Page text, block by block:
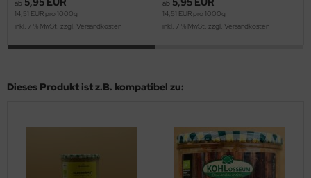
ab
14,51 EUR pro 1000g
inkl. 7 % MwSt. zzgl. Versandkosten
ab
14,51 EUR pro 1000g
inkl. 7 % MwSt. zzgl. Versandkosten
Dieses Produkt ist z.B. kompatibel zu: